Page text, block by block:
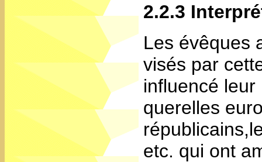
2.2.3
Les évêques
visés par
influencé
querelles
etc. qui ont